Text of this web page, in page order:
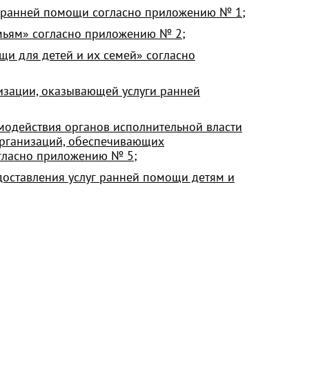
ранней помощи согласно приложению № 1;
согласно приложению № 2;
для детей и их семей» согласно
оказывающей услуги ранней
органов исполнительной власти
обеспечивающих
приложению № 5;
услуг ранней помощи детям и